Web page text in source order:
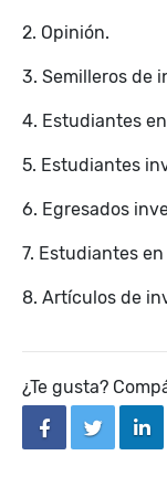
2. Opinión.
3. Semilleros de
4. Estudiantes
5. Estudiantes
6. Egresados
7. Estudiantes
8. Artículos de
¿Te gusta?
facebooktwitter